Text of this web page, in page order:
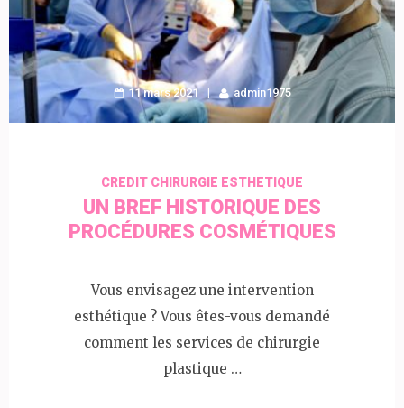
11 mars 2021 admin1975
CREDIT CHIRURGIE ESTHETIQUE
UN BREF HISTORIQUE DES
PROCÉDURES COSMÉTIQUES
Vous envisagez une intervention
esthétique ? Vous êtes-vous demandé
comment les services de chirurgie
plastique …